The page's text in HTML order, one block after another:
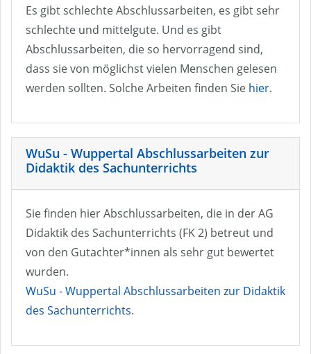
Es gibt schlechte Abschlussarbeiten, es gibt sehr
schlechte und mittelgute. Und es gibt
Abschlussarbeiten, die so hervorragend sind,
dass sie von möglichst vielen Menschen gelesen
werden sollten. Solche Arbeiten finden Sie hier.
WuSu - Wuppertal Abschlussarbeiten zur
Didaktik des Sachunterrichts
Sie finden hier Abschlussarbeiten, die in der AG
Didaktik des Sachunterrichts (FK 2) betreut und
von den Gutachter*innen als sehr gut bewertet
wurden.
WuSu - Wuppertal Abschlussarbeiten zur Didaktik
des Sachunterrichts.